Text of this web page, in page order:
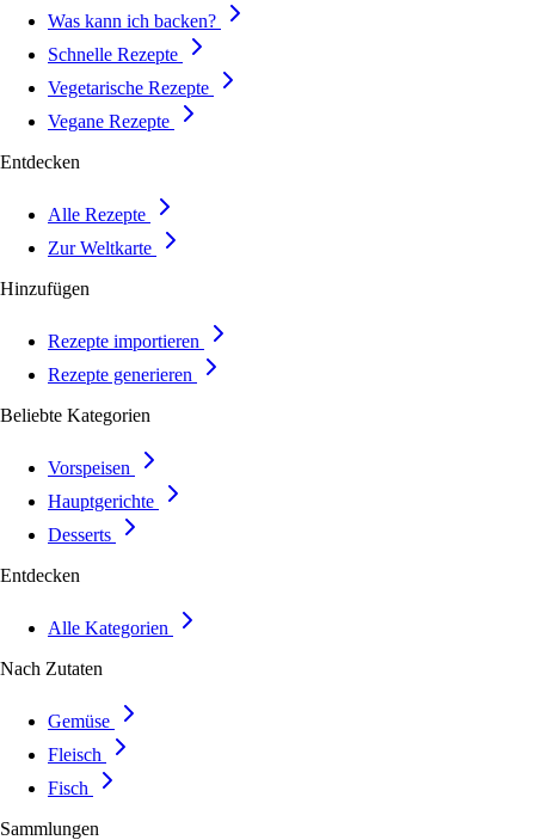
Was kann ich backen?
Schnelle Rezepte
Vegetarische Rezepte
Vegane Rezepte
Entdecken
Alle Rezepte
Zur Weltkarte
Hinzufügen
Rezepte importieren
Rezepte generieren
Beliebte Kategorien
Vorspeisen
Hauptgerichte
Desserts
Entdecken
Alle Kategorien
Nach Zutaten
Gemüse
Fleisch
Fisch
Sammlungen